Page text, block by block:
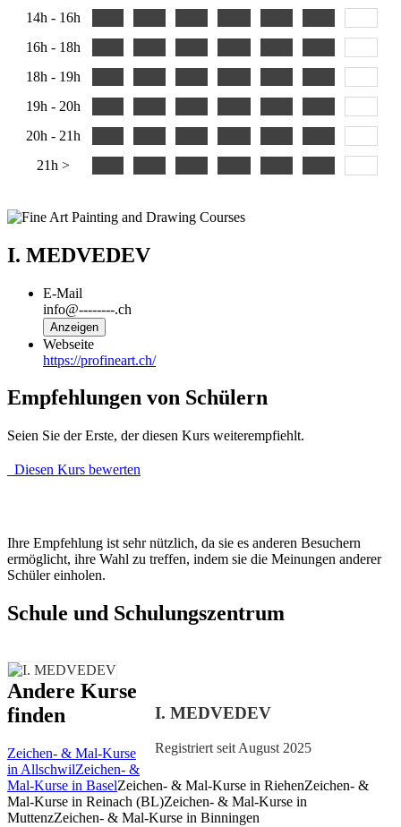
14h - 16h
16h - 18h
18h - 19h
19h - 20h
20h - 21h
21h >
I. MEDVEDEV
E-Mail
info@--------.ch
Anzeigen
Webseite
https://profineart.ch/
Empfehlungen von Schülern
Seien Sie der Erste, der diesen Kurs weiterempfiehlt.
Diesen Kurs bewerten
Ihre Empfehlung ist sehr nützlich, da sie es anderen Besuchern
ermöglicht, ihre Wahl zu treffen, indem sie die Meinungen anderer
Schüler einholen.
Schule und Schulungszentrum
I. MEDVEDEV
Registriert seit August 2025
Andere Kurse
finden
Zeichen- & Mal-Kurse
in AllschwilZeichen- &
Mal-Kurse in BaselZeichen- & Mal-Kurse in RiehenZeichen- &
Mal-Kurse in Reinach (BL)Zeichen- & Mal-Kurse in
MuttenzZeichen- & Mal-Kurse in Binningen